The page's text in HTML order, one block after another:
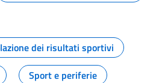
dei risultati sportivi
Sport e periferie